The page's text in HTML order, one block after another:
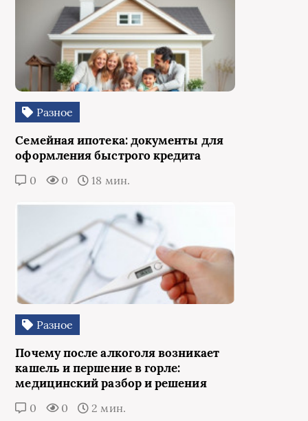
Разное
Семейная ипотека: документы для
оформления быстрого кредита
0 0 18 мин.
Разное
Почему после алкоголя возникает
кашель и першение в горле:
медицинский разбор и решения
0 0 2 мин.